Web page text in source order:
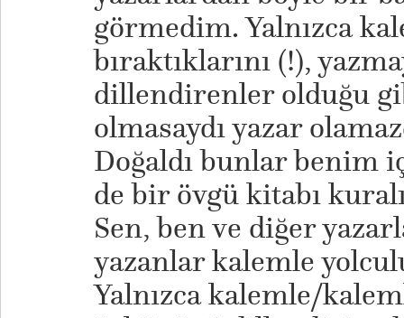
görmedim. Yalnızca
bıraktıklarını (!),
dillendirenler olduğu
olmasaydı yazar
Doğaldı bunlar benim
de bir övgü kitabı
Sen, ben ve diğer
yazanlar kalemle
Yalnızca kalemle/